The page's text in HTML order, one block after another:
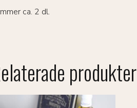
ca. 2 dl.
produkter